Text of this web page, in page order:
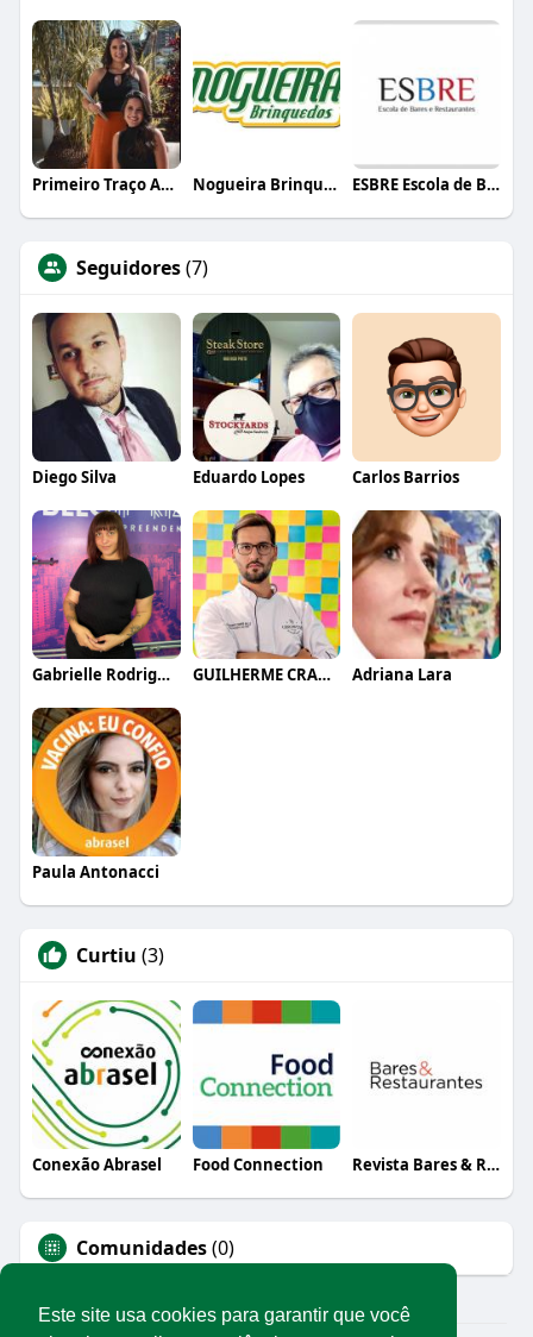
Este site usa cookies para garantir que você
Primeiro Traço Arquitetura Nogueira Brinquedos ESBRE Escola de Bares e Restaurantes
Seguidores(7)
Diego Silva Eduardo Lopes Carlos Barrios
Gabrielle Rodrigues GUILHERME CRAMER BALLE Adriana Lara
Paula Antonacci
Curtiu (3)
Conexão Abrasel Food Connection Revista Bares & Restaurantes
Comunidades(0)